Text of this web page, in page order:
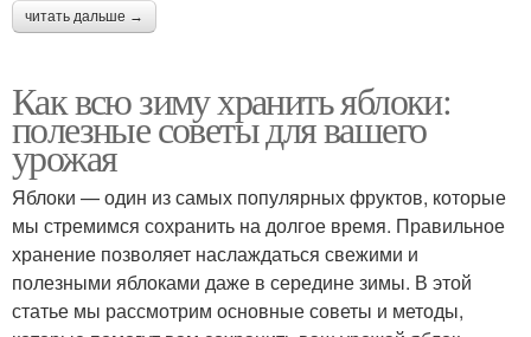
читать дальше →
Как всю зиму хранить яблоки:
полезные советы для вашего
урожая
Яблоки — один из самых популярных фруктов, которые
мы стремимся сохранить на долгое время. Правильное
хранение позволяет наслаждаться свежими и
полезными яблоками даже в середине зимы. В этой
статье мы рассмотрим основные советы и методы,